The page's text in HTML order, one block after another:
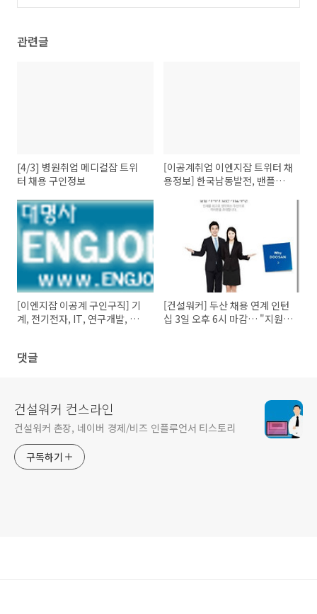
관련글
[4/3] 병원취업 메디컬잡 트위
터 채용 구인정보
[이공계취업 이엔지잡 트위터 채
용정보] 한국남동발전, 밴플러
[이엔지잡 이공계 구인구직] 기
계, 전기전자, IT, 연구개발, 기
[건설워커] 두산 채용 연계 인턴
십 3일 오후 6시 마감… "지원
댓글
건설워커 컨스라인
건설워커 촌장, 네이버 경제/비즈 인플루언서 티스토리
구독하기